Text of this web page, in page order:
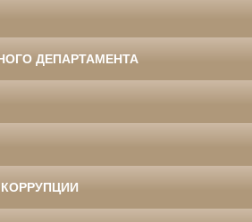
ДЕПАРТАМЕНТА